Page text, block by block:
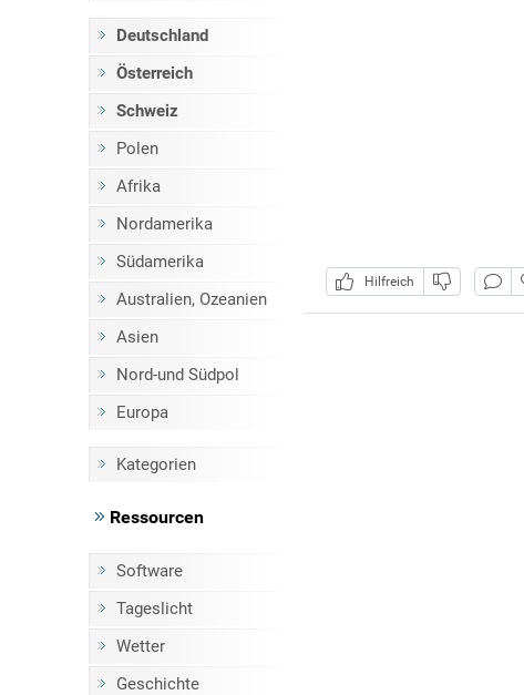
Deutschland
Österreich
Schweiz
Polen
Afrika
Nordamerika
Südamerika
Australien, Ozeanien
Asien
Nord-und Südpol
Europa
Kategorien
Ressourcen
Software
Tageslicht
Wetter
Geschichte
Hilfreich